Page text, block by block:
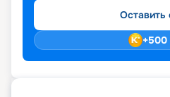
Оставить
+500